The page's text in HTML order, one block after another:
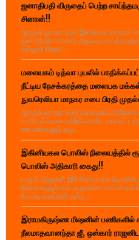
ஜனாதிபதி விருதைப் பெற்ற
சினான்!!
(நூருல் ஹுதா உமர்) இலங்கை சாரணர்
ஜனாதிபதி சாரணர் விருதை
கல்லூரி (தேசி...
மலையகம் டித்வா புயலில்
நீட்டிய நேசக்கரத்தை மலையக
நுவரெலியா மாநகர சபை பிரதி
(நூருல் ஹுதா உமர்) மலையகப் பிரதேசம்
பாதிப்புக்களை எதிர்கொண்ட
ஊடகங்களும் வழ...
இகினியகல பொலிஸ் நிலையத்தில்
பொலிஸ் அதிகாரி கைது!!
பாறுக் ஷிஹான் இங்கினியாகல பொலிஸ்
சேவைகளுக்காக வருமானமாகப்
மோசடி செய்தார் என்ற...
இராமகிருஷ்ண மிஷனின் பணிகளில்
நீலமாதவானந்தா ஜீ, ஒஸ்கார் ராஜனிடம்